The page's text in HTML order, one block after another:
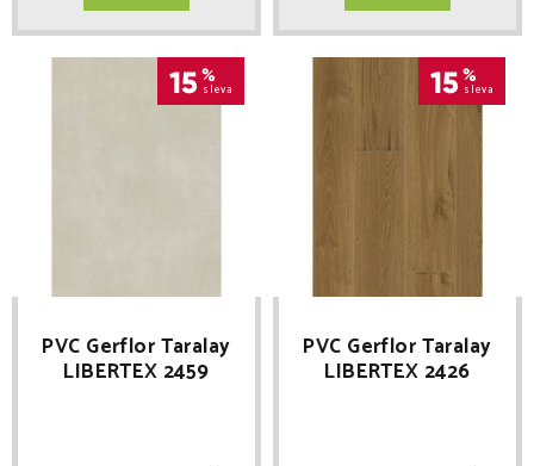
15 %
sleva
PVC Gerflor Taralay
LIBERTEX 2459
15 %
sleva
PVC Gerflor Taralay
LIBERTEX 2426